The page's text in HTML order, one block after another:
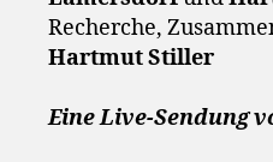
Recherche,
Hartmut Stiller
Eine Live-Sendung